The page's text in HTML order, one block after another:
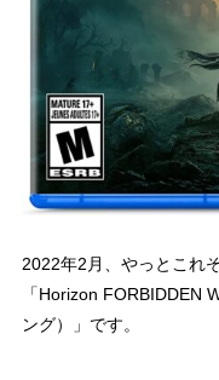
2022年2月、やっとこれ
「Horizon FORBIDDEN
ング）」です。